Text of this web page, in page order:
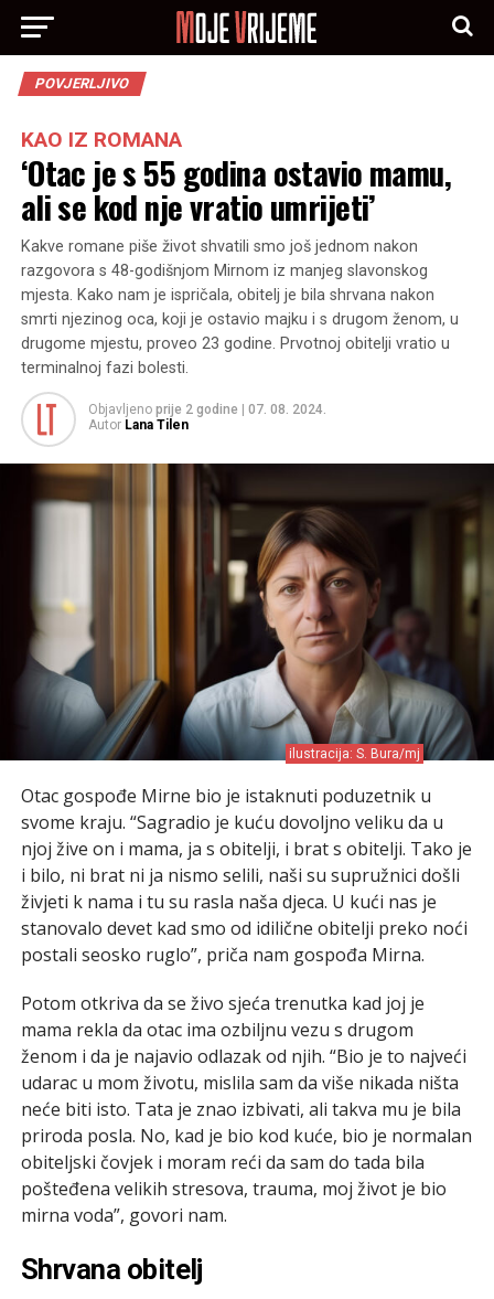
POVJERLJIVO
KAO IZ ROMANA
‘Otac je s 55 godina ostavio mamu,
ali se kod nje vratio umrijeti’
Kakve romane piše život shvatili smo još jednom nakon
razgovora s 48-godišnjom Mirnom iz manjeg slavonskog
mjesta. Kako nam je ispričala, obitelj je bila shrvana nakon
smrti njezinog oca, koji je ostavio majku i s drugom ženom, u
drugome mjestu, proveo 23 godine. Prvotnoj obitelji vratio u
terminalnoj fazi bolesti.
Objavljeno prije 2 godine
07. 08. 2024.
Autor Lana Tilen
ilustracija: S. Bura/mj
Otac gospođe Mirne bio je istaknuti poduzetnik u
svome kraju. “Sagradio je kuću dovoljno veliku da u
njoj žive on i mama, ja s obitelji, i brat s obitelji. Tako je
i bilo, ni brat ni ja nismo selili, naši su supružnici došli
živjeti k nama i tu su rasla naša djeca. U kući nas je
stanovalo devet kad smo od idilične obitelji preko noći
postali seosko ruglo”, priča nam gospođa Mirna.
Potom otkriva da se živo sjeća trenutka kad joj je
mama rekla da otac ima ozbiljnu vezu s drugom
ženom i da je najavio odlazak od njih. “Bio je to najveći
udarac u mom životu, mislila sam da više nikada ništa
neće biti isto. Tata je znao izbivati, ali takva mu je bila
priroda posla. No, kad je bio kod kuće, bio je normalan
obiteljski čovjek i moram reći da sam do tada bila
pošteđena velikih stresova, trauma, moj život je bio
mirna voda”, govori nam.
Shrvana obitelj